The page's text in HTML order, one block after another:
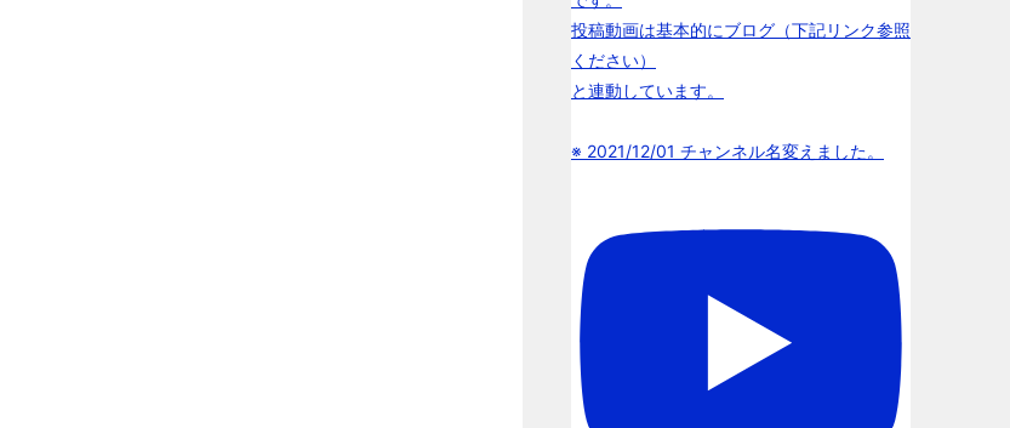
投稿動画は基本的にブログ（下記リンク参照
ください）
と連動しています。
※ 2021/12/01 チャンネル名変えました。